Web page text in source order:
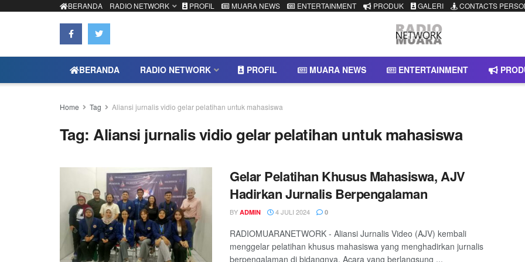
BERANDA RADIO NETWORK PROFIL MUARA NEWS ENTERTAINMENT PRODUK GALERI CONTACTS
BERANDA RADIO NETWORK PROFIL MUARA NEWS ENTERTAINMENT
Home Tag Aliansi jurnalis vidio gelar pelatihan untuk mahasiswa
Tag:Aliansi jurnalis vidio gelar pelatihan untuk mahasiswa
Gelar Pelatihan Khusus Mahasiswa, AJV
Hadirkan Jurnalis Berpengalaman
BY ADMIN 4 JULI 2024 0
RADIOMUARANETWORK - Aliansi Jurnalis Video (AJV) kembali
menggelar pelatihan khusus mahasiswa yang menghadirkan jurnalis
berpengalaman di bidangnya. Acara yang berlangsung ...